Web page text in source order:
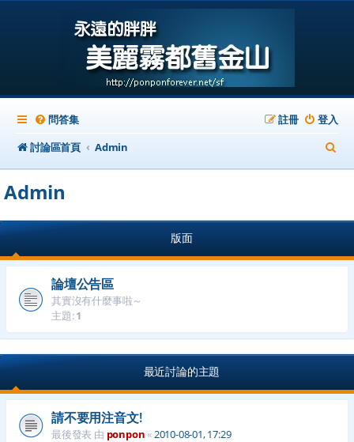
問答集 登入
註冊
討論區首頁
Admin
尋
Admin
版面
論壇公告區
其實沒有什麼事啦～
主題:1
最近討論的主題
請不要用注音文!
最後發表 由 ponpon«2010-08-01, 17:29